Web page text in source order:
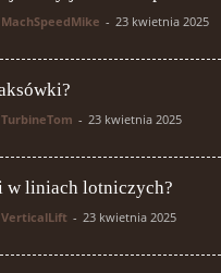
MachSpeedMike - 23 kwietnia 2025
TurbineTom - 23 kwietnia 2025
w liniach lotniczych?
VerticalLift - 23 kwietnia 2025